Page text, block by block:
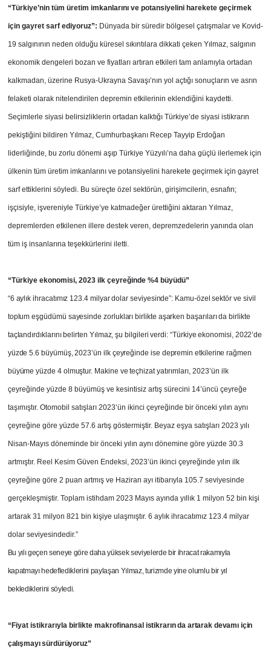
“Türkiye’nin tüm üretim imkanlarını ve potansiyelini harekete geçirmek
için gayret sarf ediyoruz”: Dünyada bir süredir bölgesel çatışmalar ve Kovid-
19 salgınının neden olduğu küresel sıkıntılara dikkati çeken Yılmaz, salgının
ekonomik dengeleri bozan ve fiyatları artıran etkileri tam anlamıyla ortadan
kalkmadan, üzerine Rusya-Ukrayna Savaşı’nın yol açtığı sonuçların ve asrın
felaketi olarak nitelendirilen depremin etkilerinin eklendiğini kaydetti.
Seçimlerle siyasi belirsizliklerin ortadan kalktığı Türkiye’de siyasi istikrarın
pekiştiğini bildiren Yılmaz, Cumhurbaşkanı Recep Tayyip Erdoğan
liderliğinde, bu zorlu dönemi aşıp Türkiye Yüzyılı’na daha güçlü ilerlemek için
ülkenin tüm üretim imkanlarını ve potansiyelini harekete geçirmek için gayret
sarf ettiklerini söyledi. Bu süreçte özel sektörün, girişimcilerin, esnafın;
işçisiyle, işvereniyle Türkiye’ye katmadeğer ürettiğini aktaran Yılmaz,
depremlerden etkilenen illere destek veren, depremzedelerin yanında olan
tüm iş insanlarına teşekkürlerini iletti.
“Türkiye ekonomisi, 2023 ilk çeyreğinde %4 büyüdü”
“6 aylık ihracatımız 123.4 milyar dolar seviyesinde”: Kamu-özel sektör ve sivil
toplum eşgüdümü sayesinde zorlukları birlikte aşarken başarıları da birlikte
taçlandırdıklarını belirten Yılmaz, şu bilgileri verdi: “Türkiye ekonomisi, 2022’de
yüzde 5.6 büyümüş, 2023’ün ilk çeyreğinde ise depremin etkilerine rağmen
büyüme yüzde 4 olmuştur. Makine veteçhizat yatırımları, 2023’ün ilk
çeyreğinde yüzde 8 büyümüş ve kesintisiz artış sürecini 14’üncü çeyreğe
taşımıştır. Otomobil satışları 2023’ün ikinci çeyreğinde bir önceki yılın aynı
çeyreğine göre yüzde 57.6 artış göstermiştir. Beyaz eşya satışları 2023 yılı
Nisan-Mayıs döneminde bir önceki yılın aynı dönemine göre yüzde 30.3
artmıştır. Reel Kesim Güven Endeksi, 2023’ün ikinci çeyreğinde yılın ilk
çeyreğine göre 2 puan artmış ve Haziran ayı itibarıyla 105.7 seviyesinde
gerçekleşmiştir. Toplam istihdam 2023 Mayıs ayında yıllık 1 milyon 52 bin kişi
artarak 31 milyon 821 bin kişiye ulaşmıştır. 6 aylık ihracatımız 123.4 milyar
dolar seviyesindedir.”
Bu yılı geçen seneye göre daha yüksek seviyelerde bir ihracat rakamıyla
kapatmayı hedeflediklerini paylaşan Yılmaz, turizmde yine olumlu bir yıl
beklediklerini söyledi.
“Fiyat istikrarıyla birlikte makrofinansal istikrarın da artarak devamı için
çalışmayı sürdürüyoruz”